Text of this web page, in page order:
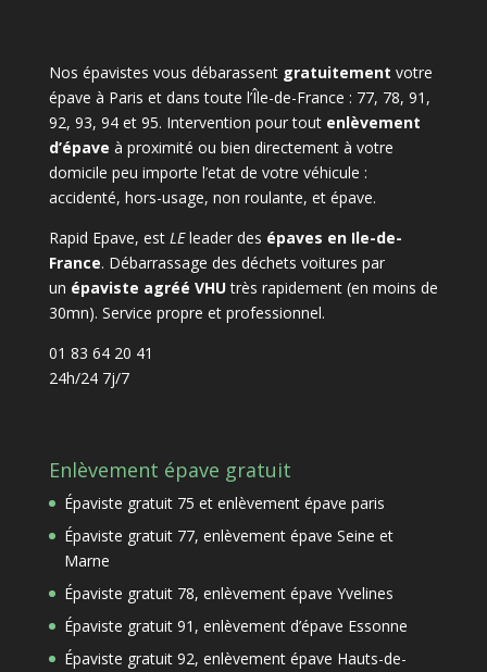
Nos épavistes vous débarassent gratuitement votre
épave à Paris et dans toute l’Île-de-France : 77, 78, 91,
92, 93, 94 et 95. Intervention pour tout enlèvement
d’épave à proximité ou bien directement à votre
domicile peu importe l’etat de votre véhicule :
accidenté, hors-usage, non roulante, et épave.
Rapid Epave, est LEleader des épaves en Ile-de-
France. Débarrassage des déchets voitures par
un épaviste agréé VHUtrès rapidement (en moins de
30mn). Service propre et professionnel.
01 83 64 20 41
24h/24 7j/7
Enlèvement épave gratuit
Épaviste gratuit 75 et enlèvement épave paris
Épaviste gratuit 77, enlèvement épave Seine et
Marne
Épaviste gratuit 78, enlèvement épave Yvelines
Épaviste gratuit 91, enlèvement d’épave Essonne
Épaviste gratuit 92, enlèvement épave Hauts-de-